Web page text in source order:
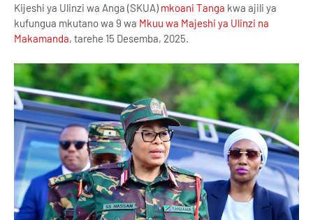
Kijeshi ya Ulinzi wa Anga (SKUA) mkoani Tanga kwa ajili ya
kufungua mkutano wa 9 wa Mkuu wa Majeshi ya Ulinzi na
Makamanda, tarehe 15 Desemba, 2025.